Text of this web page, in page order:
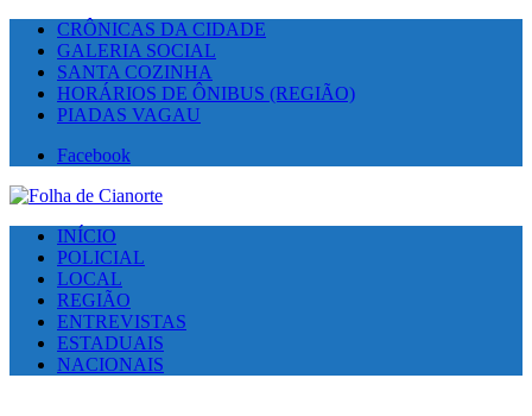
CRÔNICAS DA CIDADE
GALERIA SOCIAL
SANTA COZINHA
HORÁRIOS DE ÔNIBUS (REGIÃO)
PIADAS VAGAU
Facebook
INÍCIO
POLICIAL
LOCAL
REGIÃO
ENTREVISTAS
ESTADUAIS
NACIONAIS